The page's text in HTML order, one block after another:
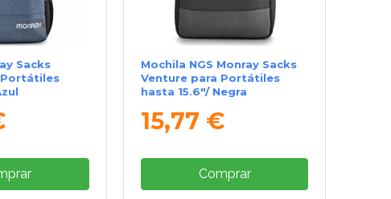
Sacks
Mochila NGS Monray Sacks
Venture para Portátiles
hasta 15.6"/ Negra
15,77 €
Comprar